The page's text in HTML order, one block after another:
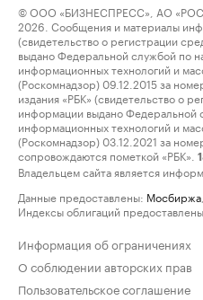
© ООО «БИЗНЕСПРЕСС», АО
2026. Сообщения и материалы
(свидетельство о регистрации
выдано Федеральной службой по
информационных технологий и
(Роскомнадзор) 09.12.2015 за
издания «РБК» (свидетельство о
информации выдано Федеральной
информационных технологий и
(Роскомнадзор) 03.12.2021 за
сопровождаются пометкой «РБК».
Владельцем сайта является
Данные предоставлены: Мосбиржа
Индексы облигаций
Информация об ограничениях
О соблюдении авторских прав
Пользовательское соглашение